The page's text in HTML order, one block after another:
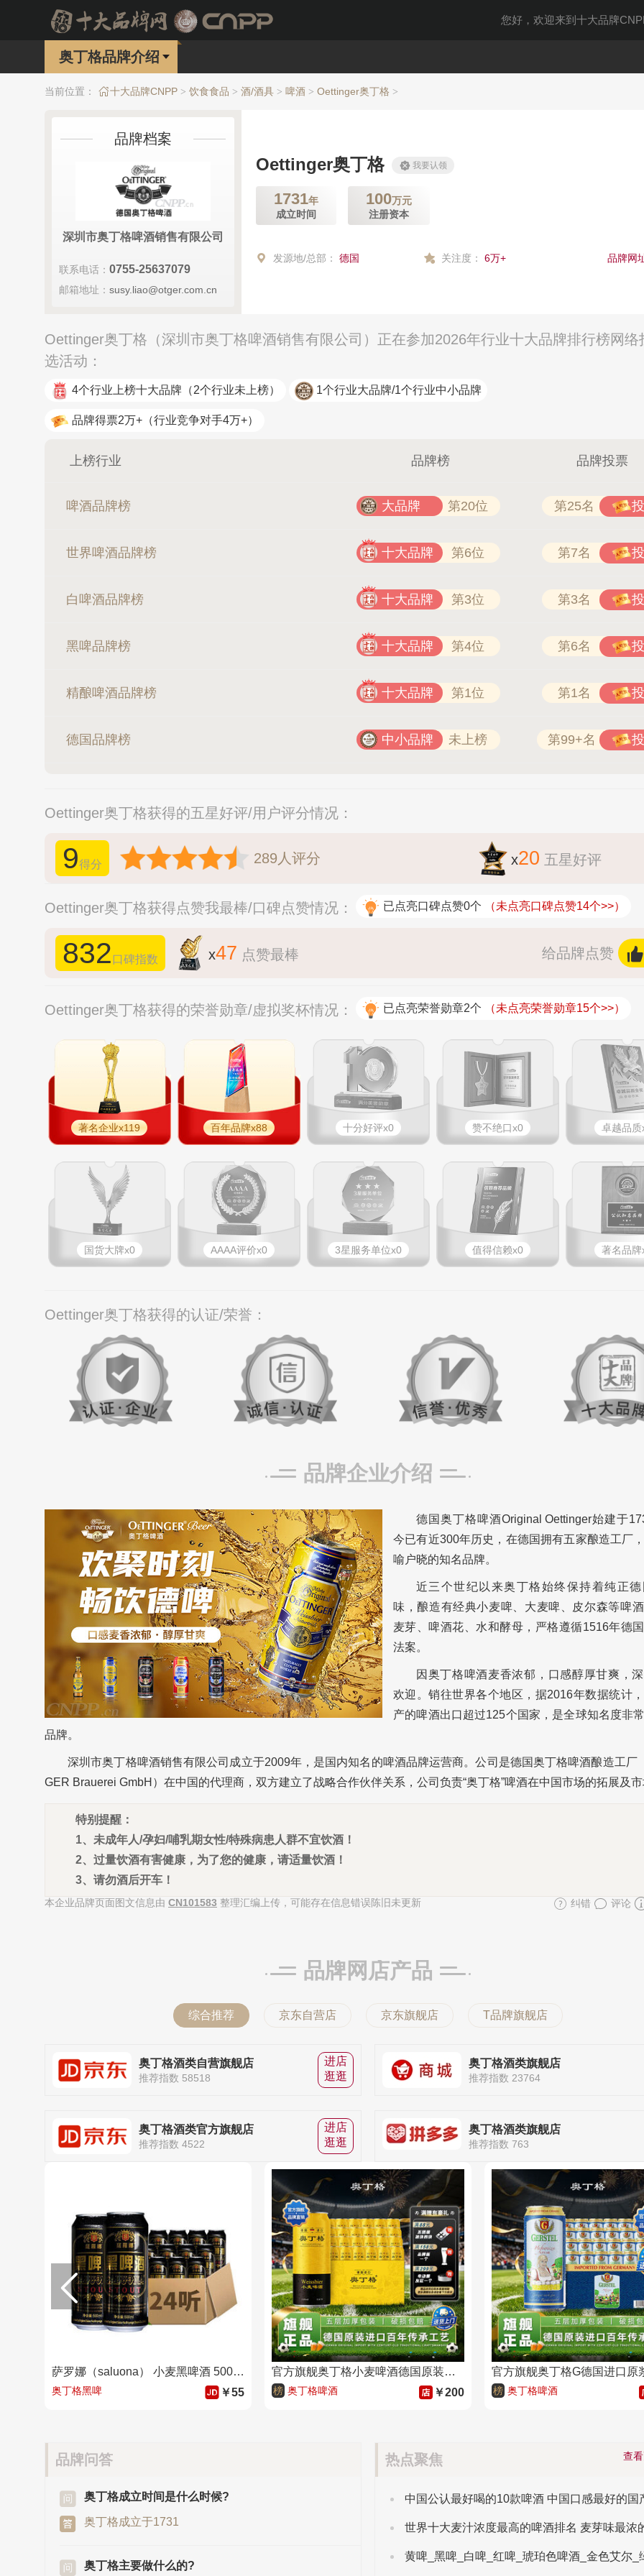
您好，欢迎来到十大品牌
奥丁格品牌介绍
当前位置： 十大品牌CNPP > 饮食食品 > 酒/酒具 > 啤酒 > Oettinger奥丁格 >
品牌档案
深圳市奥丁格啤酒销售有限公司
联系电话： 0755-25637079
邮箱地址： susy.liao@otger.com.cn
Oettinger奥丁格 我要认领
1731年
成立时间
100万元
注册资本
发源地/总部： 德国 关注度： 6万+ 品牌网
Oettinger奥丁格（深圳市奥丁格啤酒销售有限公司）正在参加2026年行业十大品牌排行榜网络
选活动：
4个行业上榜十大品牌 （2个行业未上榜） 1个行业大品牌/1个行业中小品牌
品牌得票2万+ （行业竞争对手4万+）
上榜行业 品牌榜 品牌投票
啤酒品牌榜 大品牌 第20位 第25名
世界啤酒品牌榜 十大品牌 第6位 第7名
白啤酒品牌榜 十大品牌 第3位 第3名
黑啤品牌榜 十大品牌 第4位 第6名
精酿啤酒品牌榜 十大品牌 第1位 第1名
德国品牌榜 中小品牌 未上榜 第99+名
Oettinger奥丁格获得的五星好评/用户评分情况：
9得分 289 人评分 x20 五星好评
Oettinger奥丁格获得点赞我最棒/口碑点赞情况： 已点亮口碑点赞0个 （未点亮口碑点赞14个>>）
832口碑指数 x47 点赞最棒 给品牌点赞
Oettinger奥丁格获得的荣誉勋章/虚拟奖杯情况： 已点亮荣誉勋章2个 （未点亮荣誉勋章15个>>）
著名企业x119 百年品牌x88 十分好评x0 赞不绝口x0 卓越品质
国货大牌x0 AAAA评价x0 3星服务单位x0 值得信赖x0 著名品牌
Oettinger奥丁格获得的认证/荣誉：
品牌企业介绍
德国奥丁格啤酒Original Oettinger始建于
今已有近300年历史，在德国拥有五家酿造工厂
喻户晓的知名品牌。
近三个世纪以来奥丁格始终保持着纯正
味，酿造有经典小麦啤、大麦啤、皮尔森等啤
麦芽、啤酒花、水和酵母，严格遵循1516年德
法案。
因奥丁格啤酒麦香浓郁，口感醇厚甘爽，
欢迎。销往世界各个地区，据2016年数据统计
产的啤酒出口超过125个国家，是全球知名度非
品牌。
深圳市奥丁格啤酒销售有限公司成立于2009年，是国内知名的啤酒品牌运营商。公司是德国奥丁格啤酒酿造工厂
GER Brauerei GmbH ）在中国的代理商，双方建立了战略合作伙伴关系，公司负责“奥丁格”啤酒在中国市场的拓展及
特别提醒：
1、未成年人/孕妇/哺乳期女性/特殊病患人群不宜饮酒！
2、过量饮酒有害健康，为了您的健康，请适量饮酒！
3、请勿酒后开车！
本企业品牌页面图文信息由 CN101583 整理汇编上传，可能存在信息错误陈旧未更新 纠错 评论
品牌网店产品
综合推荐 京东自营店 京东旗舰店 T品牌旗舰店
奥丁格酒类自营旗舰店
推荐指数 58518
进店
逛逛
奥丁格酒类旗舰店
推荐指数 23764
奥丁格酒类官方旗舰店
推荐指数 4522
进店
逛逛
奥丁格酒类旗舰店
推荐指数 763
萨罗娜（saluona） 小麦黑啤酒 500ml*24听
奥丁格黑啤 ￥55
官方旗舰奥丁格小麦啤酒德国原装进口精酿白啤500ml罐装整箱批发
榜 奥丁格啤酒 ￥200 榜 奥丁格啤酒
品牌问答
奥丁格成立时间是什么时候?
奥丁格成立于1731
奥丁格主要做什么的?
查
热点聚焦